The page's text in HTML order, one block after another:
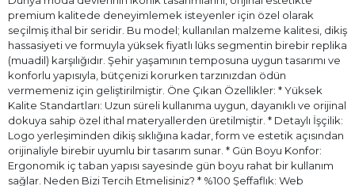
premium kalitede deneyimlemek isteyenler için özel olarak
seçilmiş ithal bir seridir. Bu model; kullanılan malzeme kalitesi, dikiş
hassasiyeti ve formuyla yüksek fiyatlı lüks segmentin birebir replika
(muadil) karşılığıdır. Şehir yaşamının temposuna uygun tasarımı ve
konforlu yapısıyla, bütçenizi korurken tarzınızdan ödün
vermemeniz için geliştirilmiştir. Öne Çıkan Özellikler: * Yüksek
Kalite Standartları: Uzun süreli kullanıma uygun, dayanıklı ve orijinal
dokuya sahip özel ithal materyallerden üretilmiştir. * Detaylı İşçilik:
Logo yerleşiminden dikiş sıklığına kadar, form ve estetik açısından
orijinaliyle birebir uyumlu bir tasarım sunar. * Gün Boyu Konfor:
Ergonomik iç taban yapısı sayesinde gün boyu rahat bir kullanım
sağlar. Neden Bizi Tercih Etmelisiniz? * %100 Şeffaflık: Web